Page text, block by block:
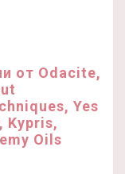
от Odacite,
Yes
Kypris,
Oils